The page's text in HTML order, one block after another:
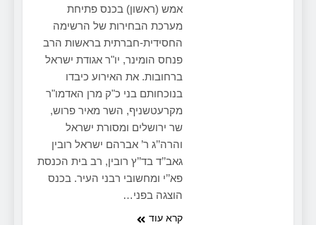
אמש (ראשון) בכנס פתיחת
מערכת הבחירות של הרשימה
החסידית-חברתית בראשות הרב
פנחס הומינר, יו"ר אגודת ישראל
ברחובות. את האירוע כיבדו
בנוכחותם בני כ"ק מרן האדמו"ר
מקרעטשניף, השר מאיר פרוש,
שר ירושלים ומסורת ישראל
והרה’’ג ר’ אברהם ישראל רובין
גאב’’ד בד’’ץ רובין, רב בית הכנסת
פא’’י ומחשובי רבני העיר. בכנס
הוצגה בפני…
קרא עוד